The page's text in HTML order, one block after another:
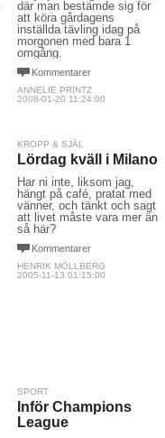
där man bestämde sig för
att köra gårdagens
inställda tävling idag på
morgonen med bara 1
omgång.
Kommentarer
ANNELIE PRINTZ
2008-01-20 11:24:00
KROPP & SJÄL
Lördag kväll i Milano
Har ni inte, liksom jag,
hängt på café, pratat med
vänner, och tänkt och sagt
att livet måste vara mer än
så här?
Kommentarer
HENRIK MÖLLBERG
2005-11-13 01:15:00
SPORT
Inför Champions
League